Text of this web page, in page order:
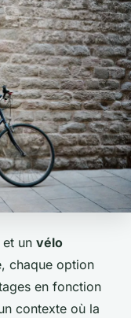
et un vélo
chaque option
en fonction
contexte où la